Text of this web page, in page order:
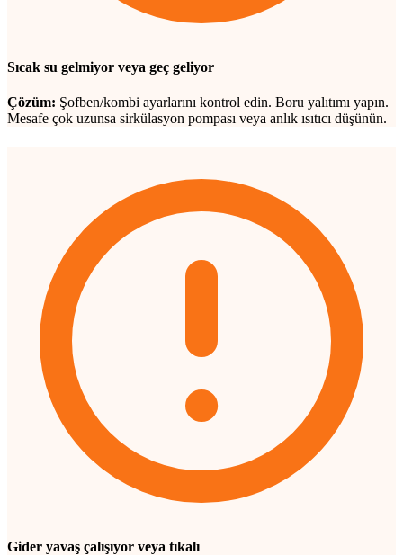
Sıcak su gelmiyor veya geç geliyor
Çözüm: Şofben/kombi ayarlarını kontrol edin. Boru yalıtımı yapın.
Mesafe çok uzunsa sirkülasyon pompası veya anlık ısıtıcı düşünün.
Gider yavaş çalışıyor veya tıkalı